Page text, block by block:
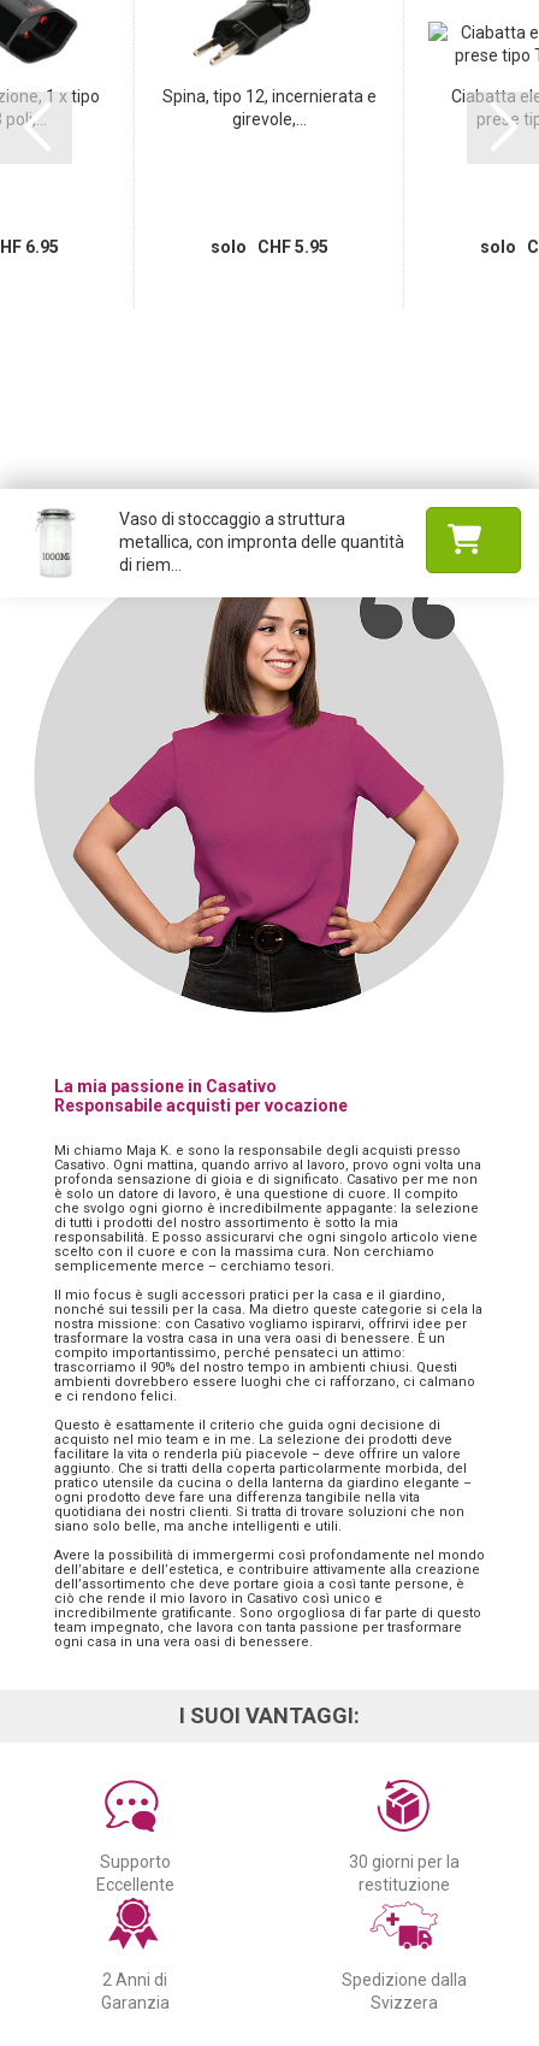
1 x tipo
6.95
Spina, tipo 12, incernierata e
girevole,...
solo CHF 5.95
Ciabatta
prese
solo
Vaso di stoccaggio a struttura
metallica, con impronta delle quantità
di riem...
La mia passione in Casativo
Responsabile acquisti per vocazione
Mi chiamo Maja K. e sono la responsabile degli acquisti presso
Casativo. Ogni mattina, quando arrivo al lavoro, provo ogni volta una
profonda sensazione di gioia e di significato. Casativo per me non
è solo un datore di lavoro, è una questione di cuore. Il compito
che svolgo ogni giorno è incredibilmente appagante: la selezione
di tutti i prodotti del nostro assortimento è sotto la mia
responsabilità. E posso assicurarvi che ogni singolo articolo viene
scelto con il cuore e con la massima cura. Non cerchiamo
semplicemente merce – cerchiamo tesori.
Il mio focus è sugli accessori pratici per la casa e il giardino,
nonché sui tessili per la casa. Ma dietro queste categorie si cela la
nostra missione: con Casativo vogliamo ispirarvi, offrirvi idee per
trasformare la vostra casa in una vera oasi di benessere. È un
compito importantissimo, perché pensateci un attimo:
trascorriamo il 90% del nostro tempo in ambienti chiusi. Questi
ambienti dovrebbero essere luoghi che ci rafforzano, ci calmano
e ci rendono felici.
Questo è esattamente il criterio che guida ogni decisione di
acquisto nel mio team e in me. La selezione dei prodotti deve
facilitare la vita o renderla più piacevole – deve offrire un valore
aggiunto. Che si tratti della coperta particolarmente morbida, del
pratico utensile da cucina o della lanterna da giardino elegante –
ogni prodotto deve fare una differenza tangibile nella vita
quotidiana dei nostri clienti. Si tratta di trovare soluzioni che non
siano solo belle, ma anche intelligenti e utili.
Avere la possibilità di immergermi così profondamente nel mondo
dell’abitare e dell’estetica, e contribuire attivamente alla creazione
dell’assortimento che deve portare gioia a così tante persone, è
ciò che rende il mio lavoro in Casativo così unico e
incredibilmente gratificante. Sono orgogliosa di far parte di questo
team impegnato, che lavora con tanta passione per trasformare
ogni casa in una vera oasi di benessere.
I SUOI VANTAGGI:
Supporto
Eccellente
30 giorni per la
restituzione
2 Anni di
Garanzia
Spedizione dalla
Svizzera